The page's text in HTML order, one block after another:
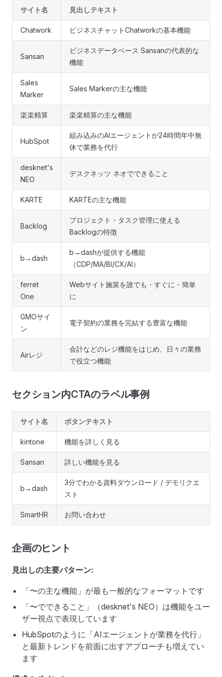
サイト名 見出しテキスト
Chatwork ビジネスチャットChatworkの基本機能
Sansan
ビジネスデータベース Sansanの代表的な
機能
Sales
Marker
Sales Markerの主な機能
楽楽精算 楽楽精算の主な機能
HubSpot
組み込みのAIエージェントが24時間年中無
休で業務を代行
desknet's
NEO
デスクネッツ ネオでできること
KARTE KARTEの主な機能
Backlog
プロジェクト・タスク管理に使える
Backlogの特徴
b→dash
b→dashが提供する機能
（CDP/MA/BI/CX/AI）
ferret
One
Webサイト施策を誰でも・すぐに・簡単
に
GMOサイ
ン
電子契約の業務を完結する豊富な機能
Airレジ
会計などのレジ機能をはじめ、日々の業務
で役立つ機能
セクション内CTAのラベル事例
サイト名 ボタンテキスト
kintone 機能を詳しく見る
Sansan 詳しい機能を見る
b→dash
3分でわかる資料ダウンロード / デモリクエ
スト
SmartHR お問い合わせ
企画のヒント
見出しの主要パターン:
「〜の主な機能」が最も一般的なフォーマットです
「〜でできること」（desknet's NEO）は機能をユー
ザー視点で表現しています
HubSpotのように「AIエージェントが業務を代行」
と最新トレンドを前面に出すアプローチも増えてい
ます